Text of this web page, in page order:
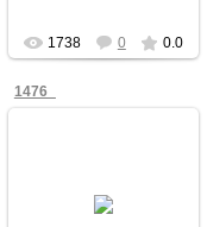
1738 0 0.0
1476_